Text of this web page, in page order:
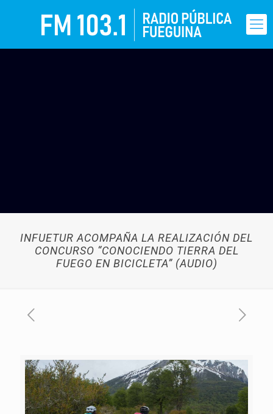
INFUETUR ACOMPAÑA LA REALIZACIÓN DEL
CONCURSO “CONOCIENDO TIERRA DEL
FUEGO EN BICICLETA” (AUDIO)